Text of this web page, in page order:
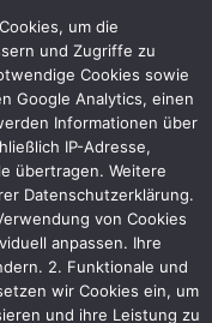
um die
und Zugriffe zu
Cookies sowie
Google Analytics, einen
Informationen über
IP-Adresse,
übertragen. Weitere
Datenschutzerklärung.
von Cookies
anpassen. Ihre
2. Funktionale und
wir Cookies ein, um
und ihre Leistung zu